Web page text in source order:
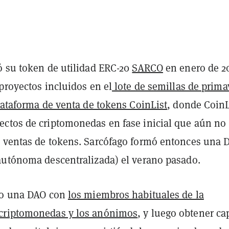
su token de utilidad ERC-20SARCOen enero de
incluidos en ellote de semillas de
de venta de tokens CoinList, donde
de criptomonedas en fase inicial que aún no
de tokens. Sarcófago formó entonces una
descentralizada) el verano pasado.
una DAO con los miembros habituales de la
y los anónimos, y luego obtener